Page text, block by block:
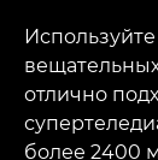
отлично
более 2400